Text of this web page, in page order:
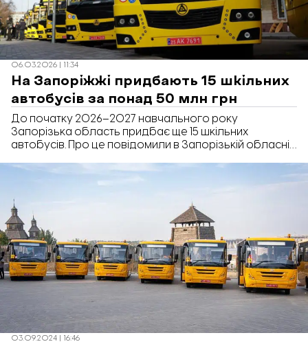
06.03.2026 | 11:34
На Запоріжжі придбають 15 шкільних
автобусів за понад 50 млн грн
До початку 2026–2027 навчального року
Запорізька область придбає ще 15 шкільних
автобусів. Про це повідомили в Запорізькій обласній
03.09.2024 | 16:46